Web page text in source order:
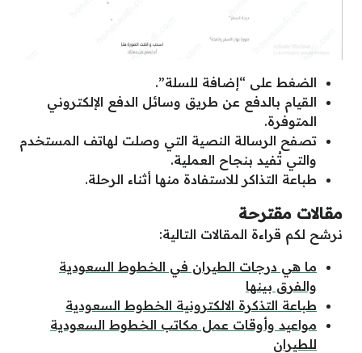
الضغط على “إضافة للسلة”.
القيام بالدفع عن طريق وسائل الدفع الإلكتروني
المتوفرة.
تصفح الرسالة النصية التي وصلت لهاتف المستخدم
والتي تُفيد بنجاح العملية.
طباعة التذاكر للاستفادة منها أثناء الرحلة.
مقالات مقترحة
نرشح لكم قراءة المقالات التالية:
ما هي درجات الطيران في الخطوط السعودية
والفرق بينها
طباعة التذكرة الالكترونية الخطوط السعودية
مواعيد وأوقات عمل مكاتب الخطوط السعودية
للطيران